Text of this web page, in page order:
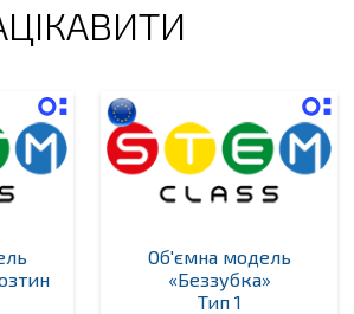
Об'ємна модель
«Беззубка»
Тип 1